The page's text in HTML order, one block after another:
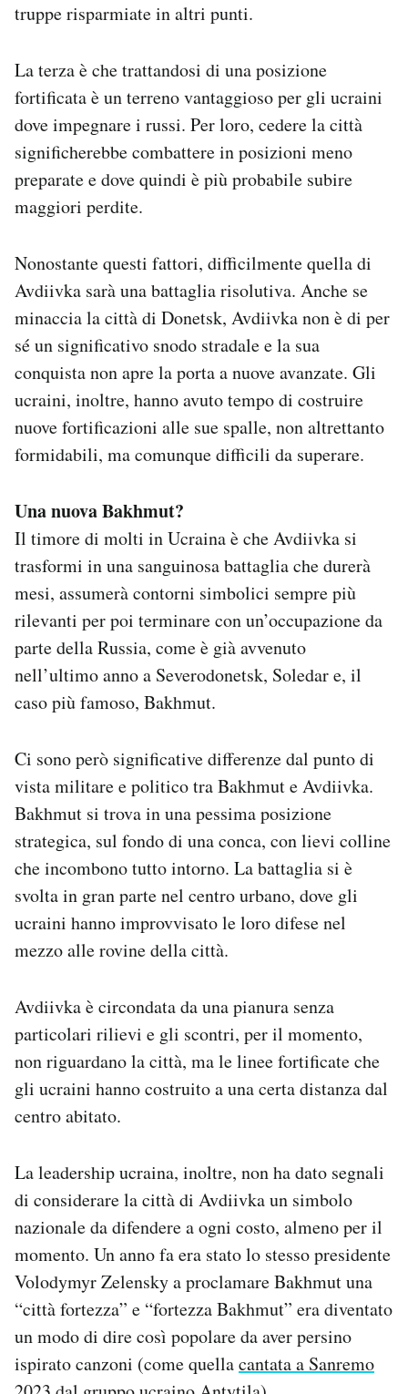
truppe risparmiate in altri punti.
La terza è che trattandosi di una posizione
fortificata è un terreno vantaggioso per gli ucraini
dove impegnare i russi. Per loro, cedere la città
significherebbe combattere in posizioni meno
preparate e dove quindi è più probabile subire
maggiori perdite.
Nonostante questi fattori, difficilmente quella di
Avdiivka sarà una battaglia risolutiva. Anche se
minaccia la città di Donetsk, Avdiivka non è di per
sé un significativo snodo stradale e la sua
conquista non apre la porta a nuove avanzate. Gli
ucraini, inoltre, hanno avuto tempo di costruire
nuove fortificazioni alle sue spalle, non altrettanto
formidabili, ma comunque difficili da superare.
Una nuova Bakhmut?
Il timore di molti in Ucraina è che Avdiivka si
trasformi in una sanguinosa battaglia che durerà
mesi, assumerà contorni simbolici sempre più
rilevanti per poi terminare con un’occupazione da
parte della Russia, come è già avvenuto
nell’ultimo anno a Severodonetsk, Soledar e, il
caso più famoso, Bakhmut.
Ci sono però significative differenze dal punto di
vista militare e politico tra Bakhmut e Avdiivka.
Bakhmut si trova in una pessima posizione
strategica, sul fondo di una conca, con lievi colline
che incombono tutto intorno. La battaglia si è
svolta in gran parte nel centro urbano, dove gli
ucraini hanno improvvisato le loro difese nel
mezzo alle rovine della città.
Avdiivka è circondata da una pianura senza
particolari rilievi e gli scontri, per il momento,
non riguardano la città, ma le linee fortificate che
gli ucraini hanno costruito a una certa distanza dal
centro abitato.
La leadership ucraina, inoltre, non ha dato segnali
di considerare la città di Avdiivka un simbolo
nazionale da difendere a ogni costo, almeno per il
momento. Un anno fa era stato lo stesso presidente
Volodymyr Zelensky a proclamare Bakhmut una
“città fortezza” e “fortezza Bakhmut” era diventato
un modo di dire così popolare da aver persino
ispirato canzoni (come quellacantata a Sanremo